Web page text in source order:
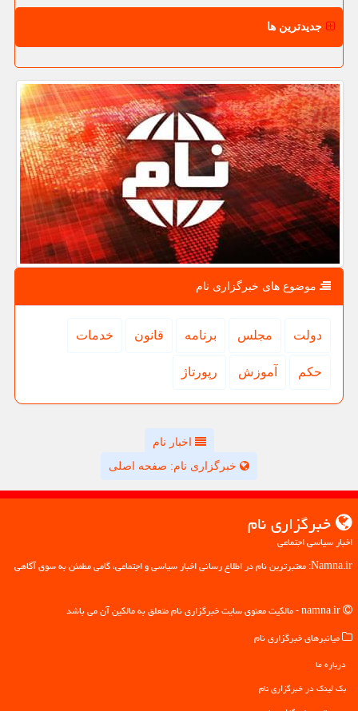
جدیدترین ها
موضوع های خبرگزاری نام
دولت مجلس برنامه قانون خدمات
حكم آموزش رپورتاژ
اخبار نام
خبرگزاری نام: صفحه اصلی
خبرگزاری نام
اخبار سیاسی اجتماعی
Namna.ir: معتبرترین نام در اطلاع رسانی اخبار سیاسی و اجتماعی، گامی مطمئن به سوی آگاهی
میانبرهای خبرگزاری نام
درباره ما
بک لینک در خبرگزاری نام